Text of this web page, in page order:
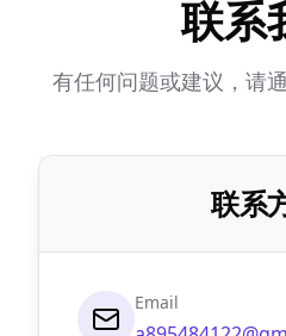
联系
有任何问题或建议，请
联系
Email